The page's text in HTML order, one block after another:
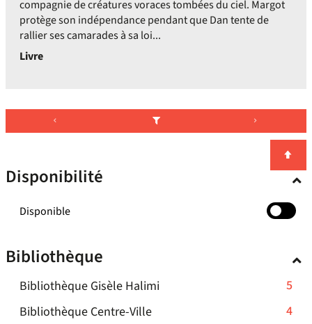
compagnie de créatures voraces tombées du ciel. Margot
protège son indépendance pendant que Dan tente de
rallier ses camarades à sa loi...
Livre
Disponibilité
Disponible
-
ajouter
filtre
la
Bibliothèque
Bibliothèque Gisèle Halimi 5
-
Bibliothèque Centre-Ville 4
-